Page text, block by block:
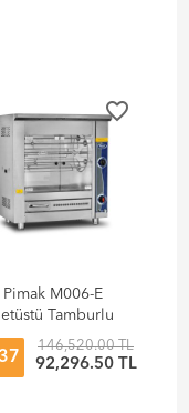
favorite_border
Pimak M006-E
Tamburlu
Piliç Makinesi
146,520.00 TL
92,296.50 TL